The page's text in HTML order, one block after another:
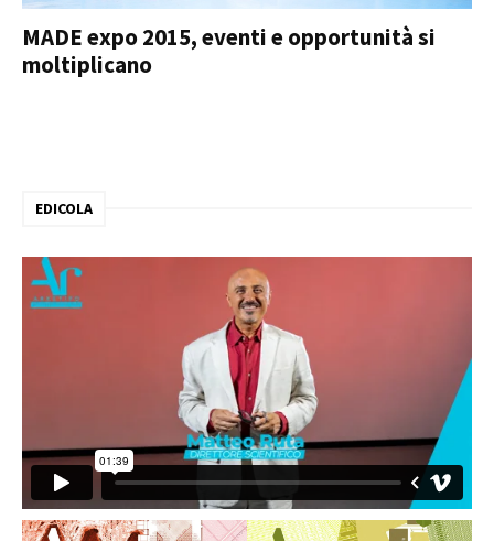
MADE expo 2015, eventi e opportunità si
moltiplicano
EDICOLA